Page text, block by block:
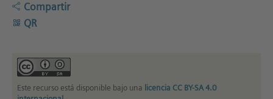
Compartir
QR
Este recurso está disponible bajo una licencia CC BY-SA 4.0